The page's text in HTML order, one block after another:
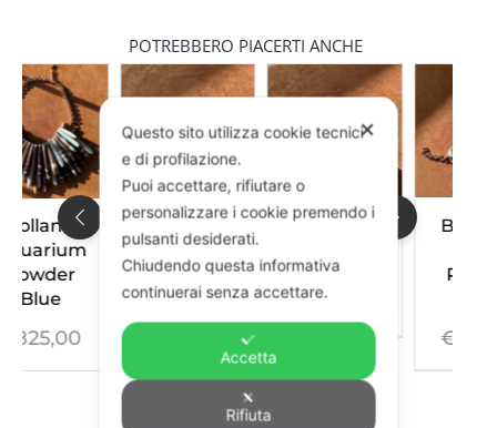
POTREBBERO PIACERTI ANCHE
Anello
Nemo
€ 260,00
Stella
€230,00
Bracciale
520,00
✕
Questo sito utilizza cookie tecnici
e di profilazione.
Puoi accettare, rifiutare o
personalizzare i cookie premendo i
pulsanti desiderati.
Chiudendo questa informativa
continuerai senza accettare.
Accetta
Rifiuta